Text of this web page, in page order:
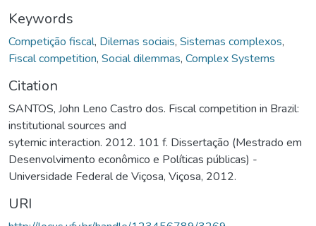
Keywords
Competição fiscal, Dilemas sociais, Sistemas complexos,
Fiscal competition, Social dilemmas, Complex Systems
Citation
SANTOS, John Leno Castro dos. Fiscal competition in Brazil:
institutional sources and
sytemic interaction. 2012. 101 f. Dissertação (Mestrado em
Desenvolvimento econômico e Políticas públicas) -
Universidade Federal de Viçosa, Viçosa, 2012.
URI